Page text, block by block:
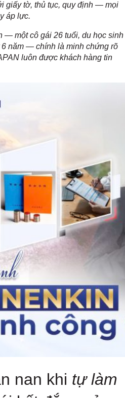
giấy tờ, thủ tục, quy định — mọi
áp lực.
— một cô gái 26 tuổi, du học sinh
năm — chính là minh chứng rõ
luôn được khách hàng tin
nan khi tự làm